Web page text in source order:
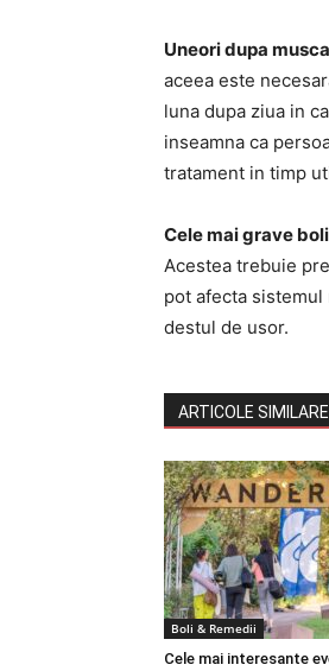
Uneori dupa
aceea este
luna dupa ziua in
inseamna ca
tratament in timp
Cele mai grave
Acestea trebuie
pot afecta
destul de usor.
ARTICOLE SIMILARE
Boli & Remedii
Cele mai interesante